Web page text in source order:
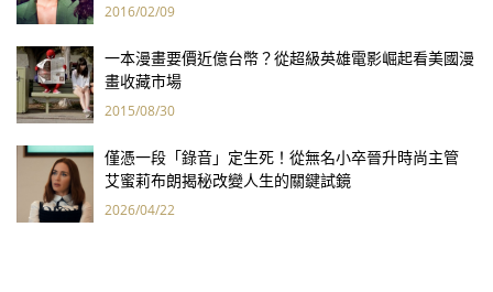
2016/02/09
一本漫畫要價近億台幣？從超級英雄電影崛起看美國漫
畫收藏市場
2015/08/30
僅憑一段「錄音」定生死！從無名小卒晉升時尚主管
艾蜜莉布朗揭秘改變人生的關鍵試鏡
2026/04/22